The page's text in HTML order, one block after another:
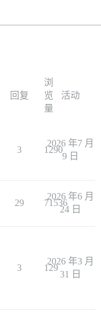
回复
浏
览
量
活动
3 1290
2026 年7 月
9 日
29 71536
2026 年6 月
24 日
3 129
2026 年3 月
31 日